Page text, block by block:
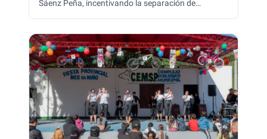
Sáenz Peña, incentivando la separación de
participantes presentarán sus experiencias y
proyectos en un encuentro en el Centro Cultural
Club Social.